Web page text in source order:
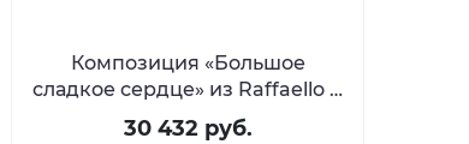
Композиция «Большое
сладкое сердце» из Raffaello и
Ferrero
30 432 руб.